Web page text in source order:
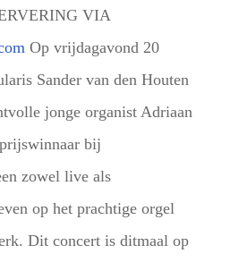
VIA
Op vrijdagavond 20
Sander van den Houten
jonge organist Adriaan
bij
zowel live als
op het prachtige orgel
Dit concert is ditmaal op